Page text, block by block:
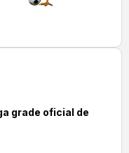
grade oficial de